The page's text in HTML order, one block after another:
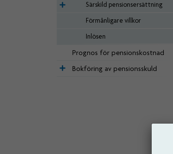
Särskild pensionsersättning
Förmånligare villkor
Inlösen
Prognos för pensionskostnad
Bokföring av pensionsskuld